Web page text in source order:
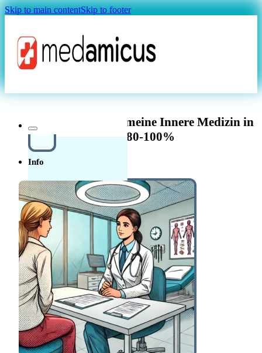
Skip to main contentSkip to footer
MAGAZIN
Magazin
Quellensteuer Lohnrechner
Info
Über unsIn der
Schweiz in der Pflege
arbeiten
Ratgeber
Krankenkasse
Leitfaden
Start in der Schweiz
Anerkennung
Mebeko Anerkennung
für ÄrzteDiplom-
Anerkennung für
Fachkräfte
Oberarzt/-ärztin Allgemeine Innere Medizin in
Zürich 80-100%